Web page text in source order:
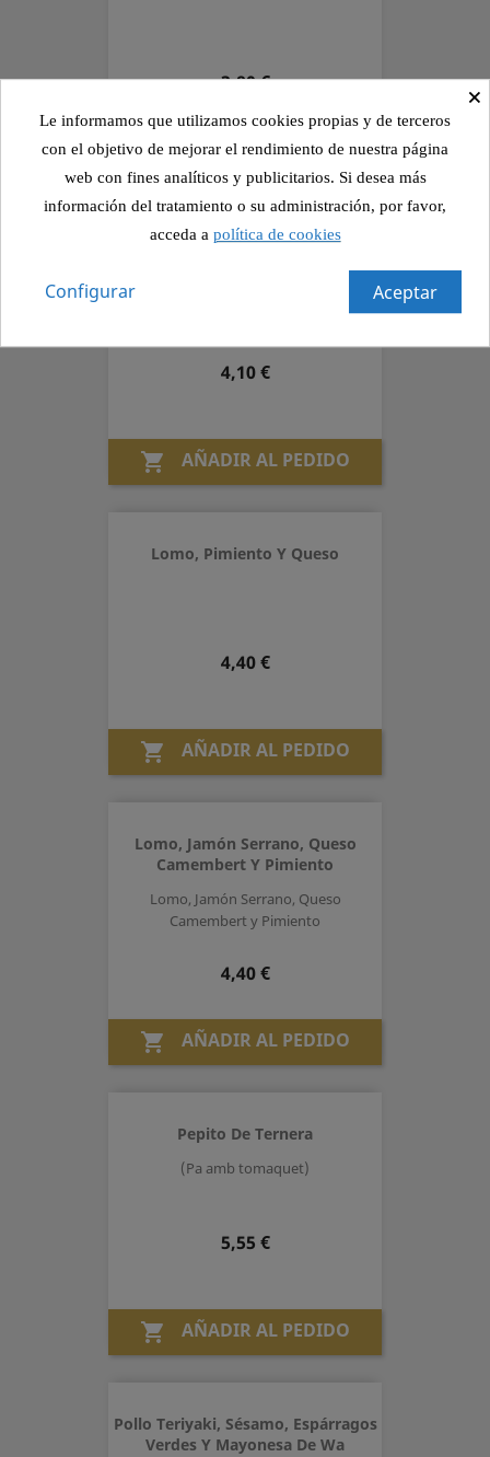
Precio
3,80 €
 AÑADIR AL PEDIDO
Precio
4,10 €
 AÑADIR AL PEDIDO
Lomo, Pimiento Y Queso
Precio
4,40 €
 AÑADIR AL PEDIDO
Lomo, Jamón Serrano, Queso
Camembert Y Pimiento
Lomo, Jamón Serrano, Queso
Camembert y Pimiento
Precio
4,40 €
 AÑADIR AL PEDIDO
Pepito De Ternera
(Pa amb tomaquet)
Precio
5,55 €
 AÑADIR AL PEDIDO
Pollo Teriyaki, Sésamo, Espárragos
Verdes Y Mayonesa De Wa
×
Le informamos que utilizamos cookies propias y de terceros
con el objetivo de mejorar el rendimiento de nuestra página
web con fines analíticos y publicitarios. Si desea más
información del tratamiento o su administración, por favor,
acceda a política de cookies
Aceptar
Configurar